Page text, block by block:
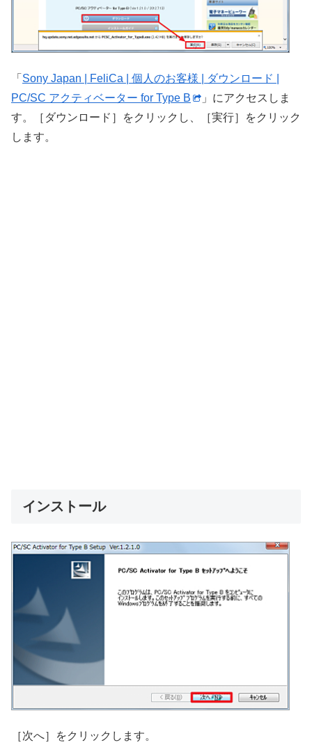
「 Sony Japan | FeliCa | 個人のお客様 | ダウンロード |
PC/SC アクティベーター for Type B
」にアクセスしま
す。［ダウンロード］をクリックし、［実行］をクリック
します。
インストール
［次へ］をクリックします。